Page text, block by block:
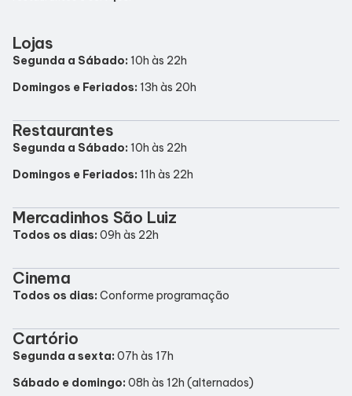
Entretenimento
Cinema
Eventos
Fique por Dentro
Lojas e Restaurantes
Alimentação
Lojas
Segunda a Sábado: 10h às 22h
Domingos e Feriados: 13h às 20h
Restaurantes
Segunda a Sábado: 10h às 22h
Domingos e Feriados: 11h às 22h
Mercadinhos São Luiz
Todos os dias: 09h às 22h
Cinema
Todos os dias: Conforme programação
Cartório
Segunda a sexta: 07h às 17h
Sábado e domingo: 08h às 12h (alternados)